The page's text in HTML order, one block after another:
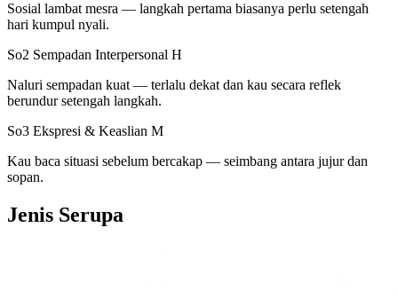
Sosial lambat mesra — langkah pertama biasanya perlu setengah
hari kumpul nyali.
So2 Sempadan Interpersonal H
Naluri sempadan kuat — terlalu dekat dan kau secara reflek
berundur setengah langkah.
So3 Ekspresi & Keaslian M
Kau baca situasi sebelum bercakap — seimbang antara jujur dan
sopan.
Jenis Serupa